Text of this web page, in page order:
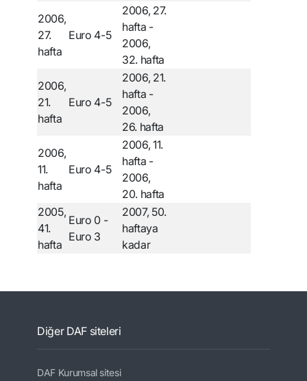
2006,
27.
hafta
Euro 4-5
2006, 27.
hafta -
2006,
32. hafta
2006,
21.
hafta
Euro 4-5
2006, 21.
hafta -
2006,
26. hafta
2006,
11.
hafta
Euro 4-5
2006, 11.
hafta -
2006,
20. hafta
2005,
41.
hafta
Euro 0 -
Euro 3
2007, 50.
haftaya
kadar
Diğer DAF siteleri
DAF Kurumsal sitesi